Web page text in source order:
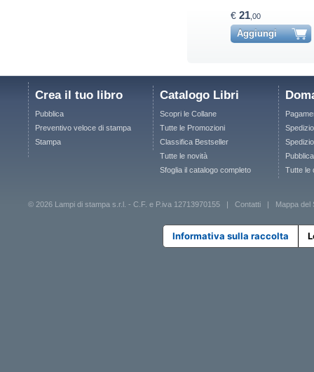
€ 21,00
Aggiungi
Crea il tuo libro
Pubblica
Preventivo veloce di stampa
Stampa
Catalogo Libri
Scopri le Collane
Tutte le Promozioni
Classifica Bestseller
Tutte le novità
Sfoglia il catalogo completo
Tutte le
© 2026 Lampi di stampa s.r.l. - C.F. e P.iva 12713970155 | Contatti Mappa del
Informativa sulla raccolta